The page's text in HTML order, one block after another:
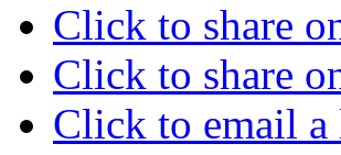
Click to share
Click to share
Click to email